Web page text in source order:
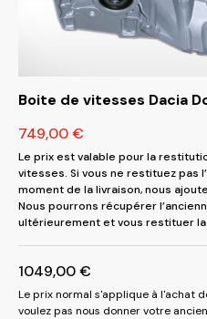
Boite de vitesses Dacia
749,00€
Le prix est valable pour la
vitesses. Si vous ne restituez pas
moment de la livraison, nous
Nous pourrons récupérer
ultérieurement et vous restituer la
1049,00€
Le prix normal s'applique à l'achat
voulez pas nous donner votre